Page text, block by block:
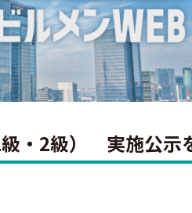
・2級） 実施公示